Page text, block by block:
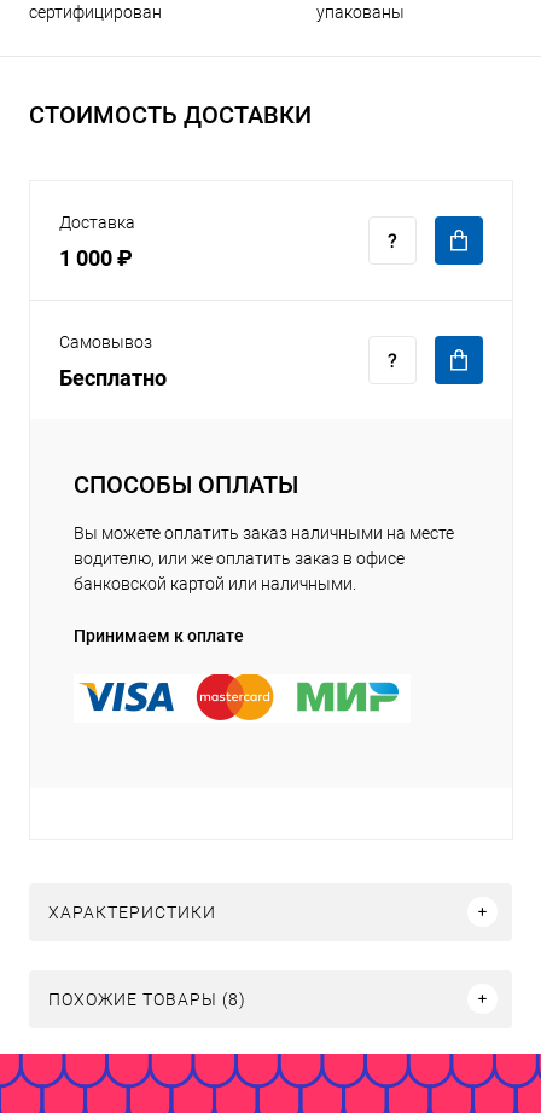
сертифицирован
упакованы
СТОИМОСТЬ ДОСТАВКИ
Доставка
1 000 ₽
Самовывоз
Бесплатно
СПОСОБЫ ОПЛАТЫ
Вы можете оплатить заказ наличными на месте
водителю, или же оплатить заказ в офисе
банковской картой или наличными.
Принимаем к оплате
ХАРАКТЕРИСТИКИ
ПОХОЖИЕ ТОВАРЫ (8)